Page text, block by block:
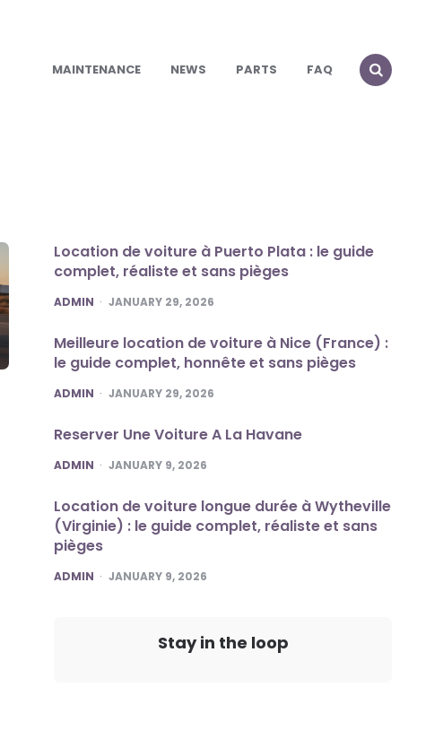
MAINTENANCE NEWS PARTS FAQ
Location de voiture à Puerto Plata : le guide
complet, réaliste et sans pièges
POSTED
ADMIN JANUARY 29, 2026
Meilleure location de voiture à Nice (France) :
le guide complet, honnête et sans pièges
POSTED
ADMIN JANUARY 29, 2026
Reserver Une Voiture A La Havane
POSTED
ADMIN JANUARY 9, 2026
Location de voiture longue durée à Wytheville
(Virginie) : le guide complet, réaliste et sans
pièges
POSTED
ADMIN JANUARY 9, 2026
Stay in the loop